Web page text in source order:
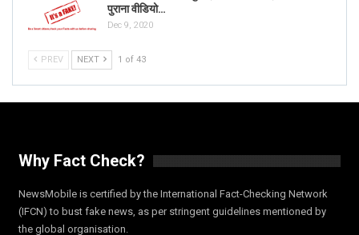
पुराना वीडियो…
Dec 9, 2020
PREV NEXT 1 of 43
Why Fact Check?
NewsMobile is certified by the International Fact-Checking Network
(IFCN) to bust fake news, as per stringent guidelines mentioned by
the global organisation.